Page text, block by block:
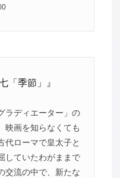
「季節」』
ラディエーター」の
映画を知らなくても
代ローマで皇太子と
していたわがままで
交流の中で、新たな